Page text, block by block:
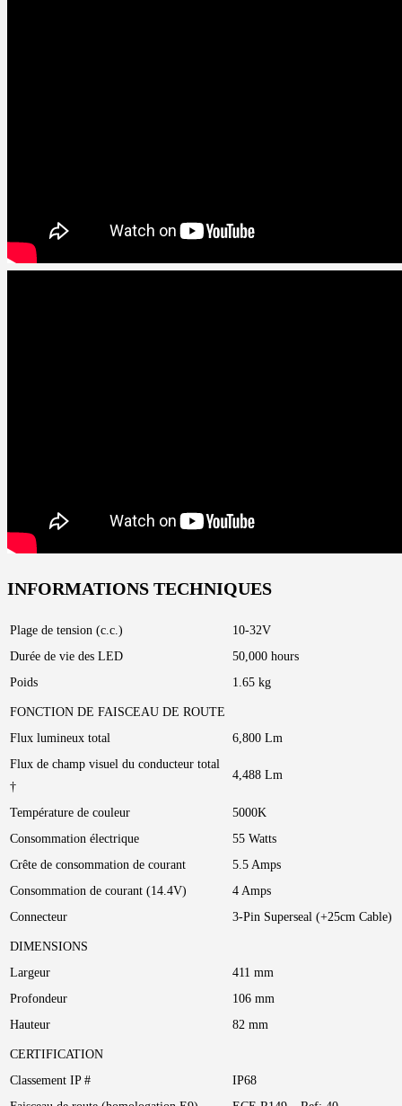
INFORMATIONS TECHNIQUES
Plage de tension (c.c.)
10-32V
Durée de vie des LED
50,000 hours
Poids
1.65 kg
FONCTION DE FAISCEAU DE ROUTE
Flux lumineux total
6,800 Lm
Flux de champ visuel du conducteur total
†
4,488 Lm
Température de couleur
5000K
Consommation électrique
55 Watts
Crête de consommation de courant
5.5 Amps
Consommation de courant (14.4V)
4 Amps
Connecteur
3-Pin Superseal (+25cm Cable)
DIMENSIONS
Largeur
411 mm
Profondeur
106 mm
Hauteur
82 mm
CERTIFICATION
Classement IP #
IP68